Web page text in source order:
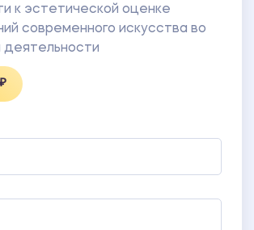
к эстетической оценке
современного искусства во
деятельности